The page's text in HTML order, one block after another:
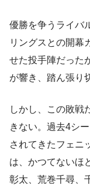
優勝を争うライバ
リングスとの開幕
せた投手陣だった
が響き、踏ん張り
しかし、この敗戦
きない。過去4シ
されてきたフェニ
は、かつてないほ
彰太、荒巻千尋、